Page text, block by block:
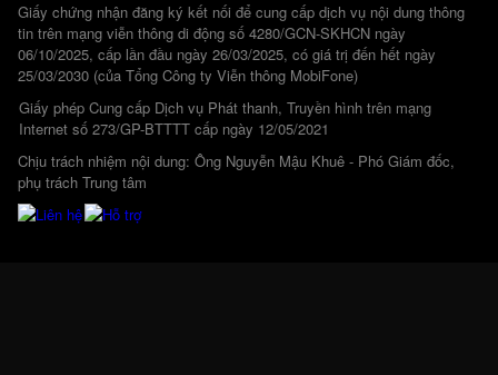
Giấy chứng nhận đăng ký kết nối để cung cấp dịch vụ nội dung thông
tin trên mạng viễn thông di động số 4280/GCN-SKHCN ngày
06/10/2025, cấp lần đầu ngày 26/03/2025, có giá trị đến hết ngày
25/03/2030 (của Tổng Công ty Viễn thông MobiFone)
Giấy phép Cung cấp Dịch vụ Phát thanh, Truyền hình trên mạng
Internet số 273/GP-BTTTT cấp ngày 12/05/2021
Chịu trách nhiệm nội dung: Ông Nguyễn Mậu Khuê - Phó Giám đốc,
phụ trách Trung tâm